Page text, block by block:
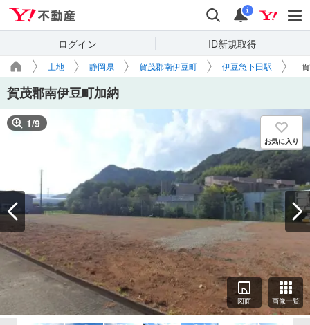
検索 通知
i
ログイン ID新規取得
土地 静岡県 賀茂郡南伊豆町 伊豆急下田駅
賀茂郡南伊豆町加納
1/9
お気に入り
図面 画像一覧